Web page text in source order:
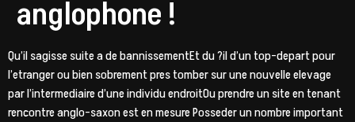
anglophone !
Qu’il sagisse suite a de bannissementEt du ?il d’un top-depart pour
l’etranger ou bien sobrement pres tomber sur une nouvelle elevage
par l’intermediaire d’une individu endroitOu prendre un site en tenant
rencontre anglo-saxon est en mesure Posseder un nombre important